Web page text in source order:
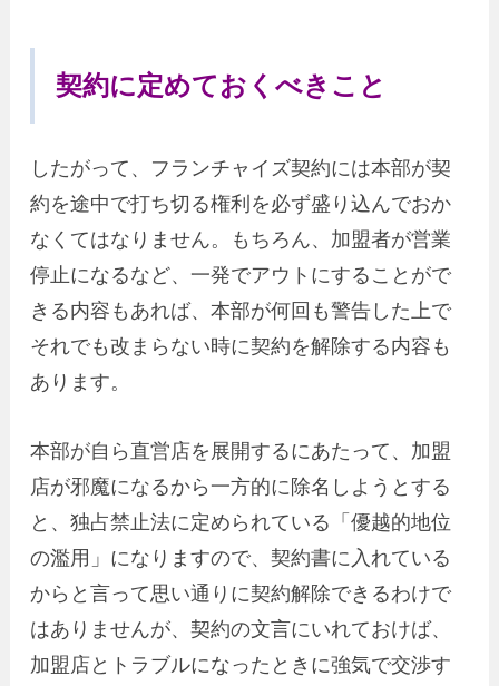
契約に定めておくべきこと
したがって、フランチャイズ契約には本部が契
約を途中で打ち切る権利を必ず盛り込んでおか
なくてはなりません。もちろん、加盟者が営業
停止になるなど、一発でアウトにすることがで
きる内容もあれば、本部が何回も警告した上で
それでも改まらない時に契約を解除する内容も
あります。
本部が自ら直営店を展開するにあたって、加盟
店が邪魔になるから一方的に除名しようとする
と、独占禁止法に定められている「優越的地位
の濫用」になりますので、契約書に入れている
からと言って思い通りに契約解除できるわけで
はありませんが、契約の文言にいれておけば、
加盟店とトラブルになったときに強気で交渉す